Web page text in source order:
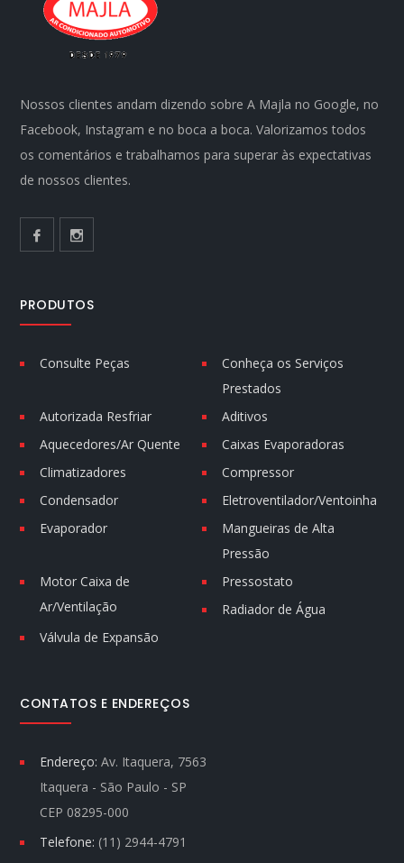
Nossos clientes andam dizendo sobre A Majla no Google, no
Facebook, Instagram e no boca a boca. Valorizamos todos
os comentários e trabalhamos para superar às expectativas
de nossos clientes.
PRODUTOS
Consulte Peças
Conheça os Serviços
Prestados
Autorizada Resfriar
Aditivos
Aquecedores/Ar Quente
Caixas Evaporadoras
Climatizadores
Compressor
Condensador
Eletroventilador/Ventoinha
Evaporador
Mangueiras de Alta
Pressão
Motor Caixa de
Ar/Ventilação
Pressostato
Radiador de Água
Válvula de Expansão
CONTATOS E ENDEREÇOS
Endereço: Av. Itaquera, 7563
Itaquera - São Paulo - SP
CEP 08295-000
Telefone: (11) 2944-4791